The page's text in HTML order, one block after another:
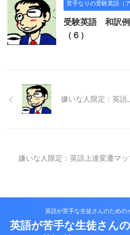
苦手なりの受験英語（
受験英語 和訳例
（６）
嫌いな人限定：英語
嫌いな人限定：英語上達変遷マッ
英語が苦手な生徒さんのための
英語が苦手な生徒さん